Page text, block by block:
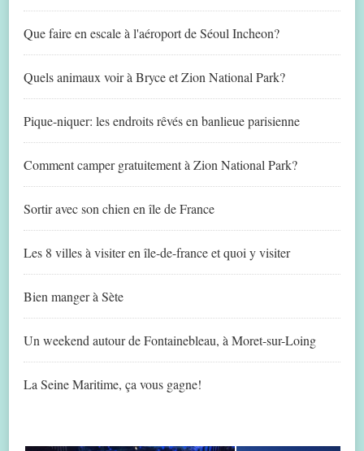
Que faire en escale à l'aéroport de Séoul Incheon?
Quels animaux voir à Bryce et Zion National Park?
Pique-niquer: les endroits rêvés en banlieue parisienne
Comment camper gratuitement à Zion National Park?
Sortir avec son chien en île de France
Les 8 villes à visiter en île-de-france et quoi y visiter
Bien manger à Sète
Un weekend autour de Fontainebleau, à Moret-sur-Loing
La Seine Maritime, ça vous gagne!